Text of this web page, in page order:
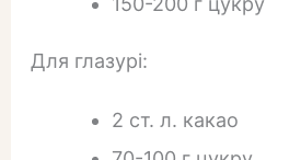
Для глазурі:
2 ст. л. какао